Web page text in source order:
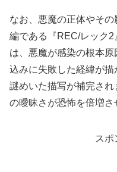
なお、悪魔の正体やそ
編である『REC/レック
は、悪魔が感染の根本
込みに失敗した経緯が
謎めいた描写が補完さ
の曖昧さが恐怖を倍増さ
スポ